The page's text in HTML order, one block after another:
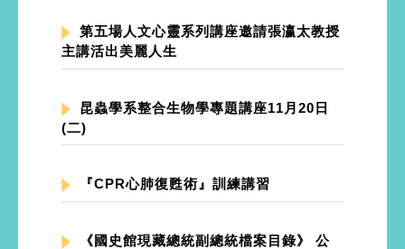
第五場人文心靈系列講座邀請張瀛太教授
主講活出美麗人生
昆蟲學系整合生物學專題講座11月20日
(二)
『CPR心肺復甦術』訓練講習
《國史館現藏總統副總統檔案目錄》 公